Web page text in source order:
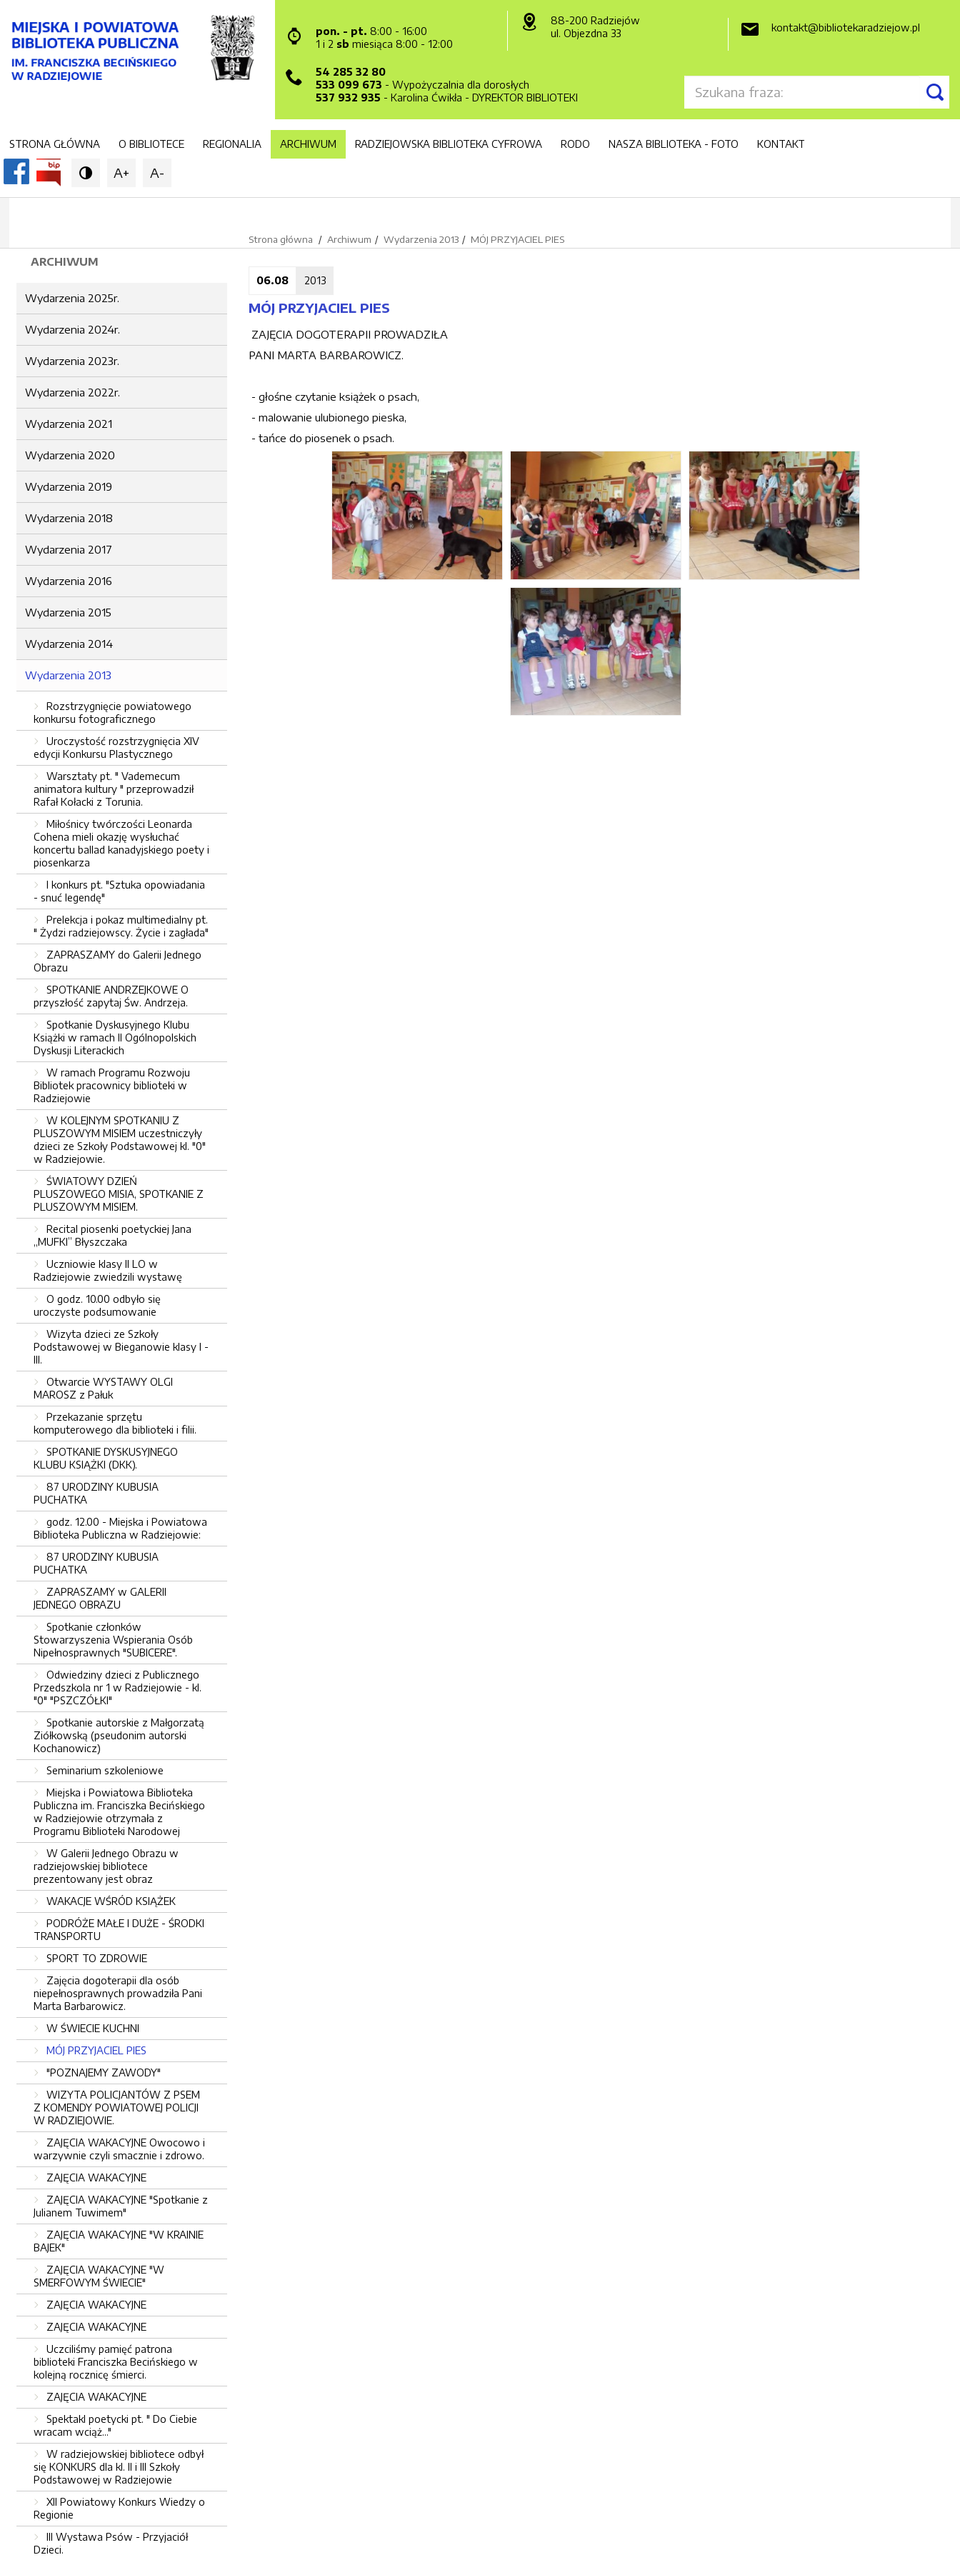
pon. - pt. 8:00 - 16:00
1 i 2 sb miesiąca 8:00 - 12:00
88-200 Radziejów
ul. Objezdna 33
kontakt@bibliotekaradziejow.pl
54 285 32 80
533 099 673 - Wypożyczalnia dla dorosłych
537 932 935 - Karolina Ćwikła - DYREKTOR BIBLIOTEKI 
STRONA GŁÓWNA O BIBLIOTECE REGIONALIA ARCHIWUM RADZIEJOWSKA BIBLIOTEKA CYFROWA RODO NASZA BIBLIOTEKA - FOTO KONTAKT
 A+ A-
ARCHIWUM
Wydarzenia 2025r.
Wydarzenia 2024r.
Wydarzenia 2023r.
Wydarzenia 2022r.
Wydarzenia 2021
Wydarzenia 2020
Wydarzenia 2019
Wydarzenia 2018
Wydarzenia 2017
Wydarzenia 2016
Wydarzenia 2015
Wydarzenia 2014
Wydarzenia 2013
Rozstrzygnięcie powiatowego
konkursu fotograficznego
Uroczystość rozstrzygnięcia XIV
edycji Konkursu Plastycznego
Warsztaty pt. " Vademecum
animatora kultury " przeprowadził
Rafał Kołacki z Torunia.
Miłośnicy twórczości Leonarda
Cohena mieli okazję wysłuchać
koncertu ballad kanadyjskiego poety i
piosenkarza
I konkurs pt. "Sztuka opowiadania
- snuć legendę"
Prelekcja i pokaz multimedialny pt.
" Żydzi radziejowscy. Życie i zagłada"
ZAPRASZAMY do Galerii Jednego
Obrazu
SPOTKANIE ANDRZEJKOWE O
przyszłość zapytaj Św. Andrzeja.
Spotkanie Dyskusyjnego Klubu
Książki w ramach II Ogólnopolskich
Dyskusji Literackich
W ramach Programu Rozwoju
Bibliotek pracownicy biblioteki w
Radziejowie
W KOLEJNYM SPOTKANIU Z
PLUSZOWYM MISIEM uczestniczyły
dzieci ze Szkoły Podstawowej kl. "0"
w Radziejowie.
ŚWIATOWY DZIEŃ
PLUSZOWEGO MISIA, SPOTKANIE Z
PLUSZOWYM MISIEM.
Recital piosenki poetyckiej Jana
„MUFKI” Błyszczaka
Uczniowie klasy II LO w
Radziejowie zwiedzili wystawę
O godz. 10.00 odbyło się
uroczyste podsumowanie
Wizyta dzieci ze Szkoły
Podstawowej w Bieganowie klasy I -
III.
Otwarcie WYSTAWY OLGI
MAROSZ z Pałuk
Przekazanie sprzętu
komputerowego dla biblioteki i filii.
SPOTKANIE DYSKUSYJNEGO
KLUBU KSIĄŻKI (DKK).
87 URODZINY KUBUSIA
PUCHATKA
godz. 12.00 - Miejska i Powiatowa
Biblioteka Publiczna w Radziejowie:
87 URODZINY KUBUSIA
PUCHATKA
ZAPRASZAMY w GALERII
JEDNEGO OBRAZU
Spotkanie członków
Stowarzyszenia Wspierania Osób
Nipełnosprawnych "SUBICERE".
Odwiedziny dzieci z Publicznego
Przedszkola nr 1 w Radziejowie - kl.
"0" "PSZCZÓŁKI"
Spotkanie autorskie z Małgorzatą
Ziółkowską (pseudonim autorski
Kochanowicz)
Seminarium szkoleniowe
Miejska i Powiatowa Biblioteka
Publiczna im. Franciszka Becińskiego
w Radziejowie otrzymała z
Programu Biblioteki Narodowej
W Galerii Jednego Obrazu w
radziejowskiej bibliotece
prezentowany jest obraz
WAKACJE WŚRÓD KSIĄŻEK
PODRÓŻE MAŁE I DUŻE - ŚRODKI
TRANSPORTU
SPORT TO ZDROWIE
Zajęcia dogoterapii dla osób
niepełnosprawnych prowadziła Pani
Marta Barbarowicz.
W ŚWIECIE KUCHNI
MÓJ PRZYJACIEL PIES
"POZNAJEMY ZAWODY"
WIZYTA POLICJANTÓW Z PSEM
Z KOMENDY POWIATOWEJ POLICJI
W RADZIEJOWIE.
ZAJĘCIA WAKACYJNE Owocowo i
warzywnie czyli smacznie i zdrowo.
ZAJĘCIA WAKACYJNE
ZAJĘCIA WAKACYJNE "Spotkanie z
Julianem Tuwimem"
ZAJĘCIA WAKACYJNE "W KRAINIE
BAJEK"
ZAJĘCIA WAKACYJNE "W
SMERFOWYM ŚWIECIE"
ZAJĘCIA WAKACYJNE
ZAJĘCIA WAKACYJNE
Uczciliśmy pamięć patrona
biblioteki Franciszka Becińskiego w
kolejną rocznicę śmierci.
ZAJĘCIA WAKACYJNE
Spektakl poetycki pt. " Do Ciebie
wracam wciąż..."
W radziejowskiej bibliotece odbył
się KONKURS dla kl. II i III Szkoły
Podstawowej w Radziejowie
XII Powiatowy Konkurs Wiedzy o
Regionie
III Wystawa Psów - Przyjaciół
Dzieci.
Strona główna Archiwum Wydarzenia 2013 MÓJ PRZYJACIEL PIES
06.08 2013
MÓJ PRZYJACIEL PIES
ZAJĘCIA DOGOTERAPII PROWADZIŁA
PANI MARTA BARBAROWICZ.
- głośne czytanie książek o psach,
- malowanie ulubionego pieska,
- tańce do piosenek o psach.